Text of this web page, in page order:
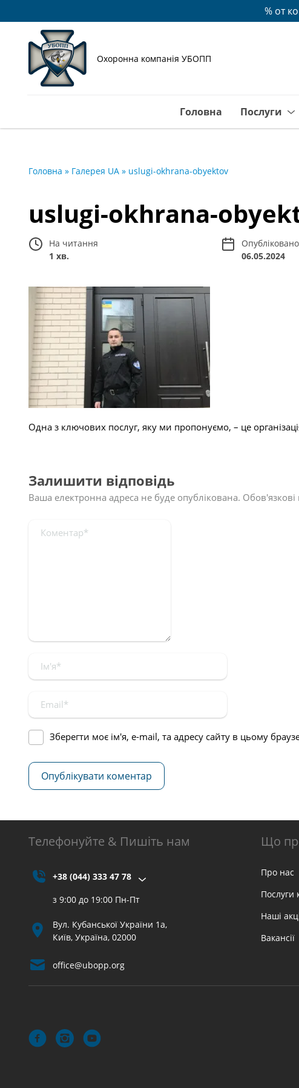
% от
Охоронна компанія УБОПП
Головна Послуги
Головна » Галерея UA » uslugi-okhrana-obyektov
uslugi-okhrana-
На читання
1 хв.
Опубліковано
06.05.2024
Одна з ключових послуг, яку ми пропонуємо, – це
Залишити відповідь
Ваша електронна адреса не буде опублікована. Обов'язкові
Зберегти моє ім'я, e-mail, та адресу сайту в цьому
Телефонуйте & Пишіть нам
+38 (044) 333 47 78
з 9:00 до 19:00 Пн-Пт
Вул. Кубанської України 1а,
Київ, Україна, 02000
office@ubopp.org
Що
Про нас
Послуги
Наші
Вакансії